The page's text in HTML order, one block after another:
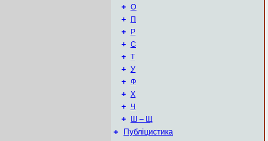
+ О
+ П
+ Р
+ С
+ Т
+ У
+ Ф
+ Х
+ Ч
+ Ш – Щ
+ Публіцистика